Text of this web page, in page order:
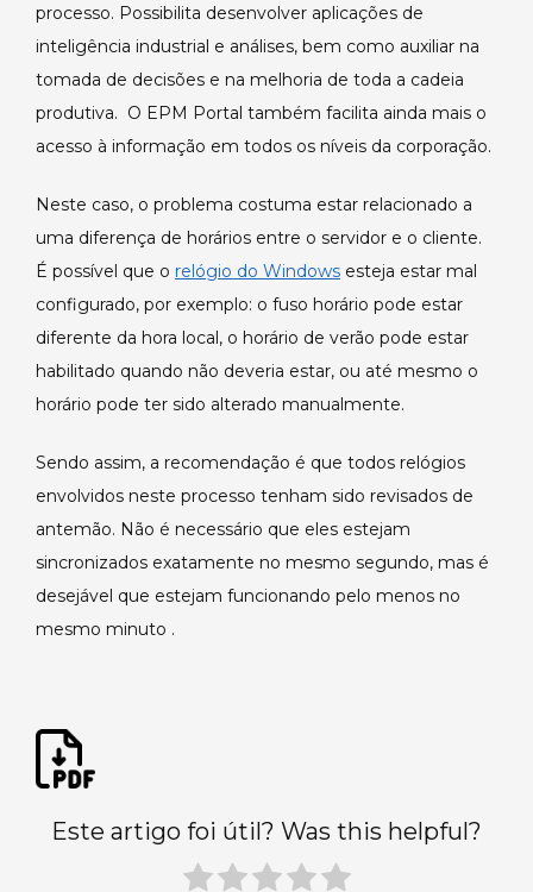
processo. Possibilita desenvolver aplicações de
inteligência industrial e análises, bem como auxiliar na
tomada de decisões e na melhoria de toda a cadeia
produtiva. O EPM Portal também facilita ainda mais o
acesso à informação em todos os níveis da corporação.
Neste caso, o problema costuma estar relacionado a
uma diferença de horários entre o servidor e o cliente.
É possível que o relógio do Windows esteja estar mal
configurado, por exemplo: o fuso horário pode estar
diferente da hora local, o horário de verão pode estar
habilitado quando não deveria estar, ou até mesmo o
horário pode ter sido alterado manualmente.
Sendo assim, a recomendação é que todos relógios
envolvidos neste processo tenham sido revisados de
antemão. Não é necessário que eles estejam
sincronizados exatamente no mesmo segundo, mas é
desejável que estejam funcionando pelo menos no
mesmo minuto .
Este artigo foi útil? Was this helpful?